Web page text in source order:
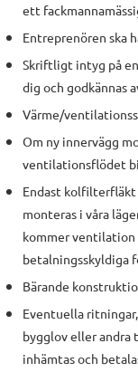
ett
Entreprenören ska
Skriftligt intyg på
dig och godkännas
Värme/
Om ny innervägg
ventilationsflödet
Endast
monteras i våra
kommer ventilation
betalningsskyldiga
Bärande
Eventuella
bygglov eller andra
inhämtas och